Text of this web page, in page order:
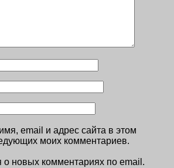
email и адрес сайта в этом
моих комментариев.
о новых комментариях по email.